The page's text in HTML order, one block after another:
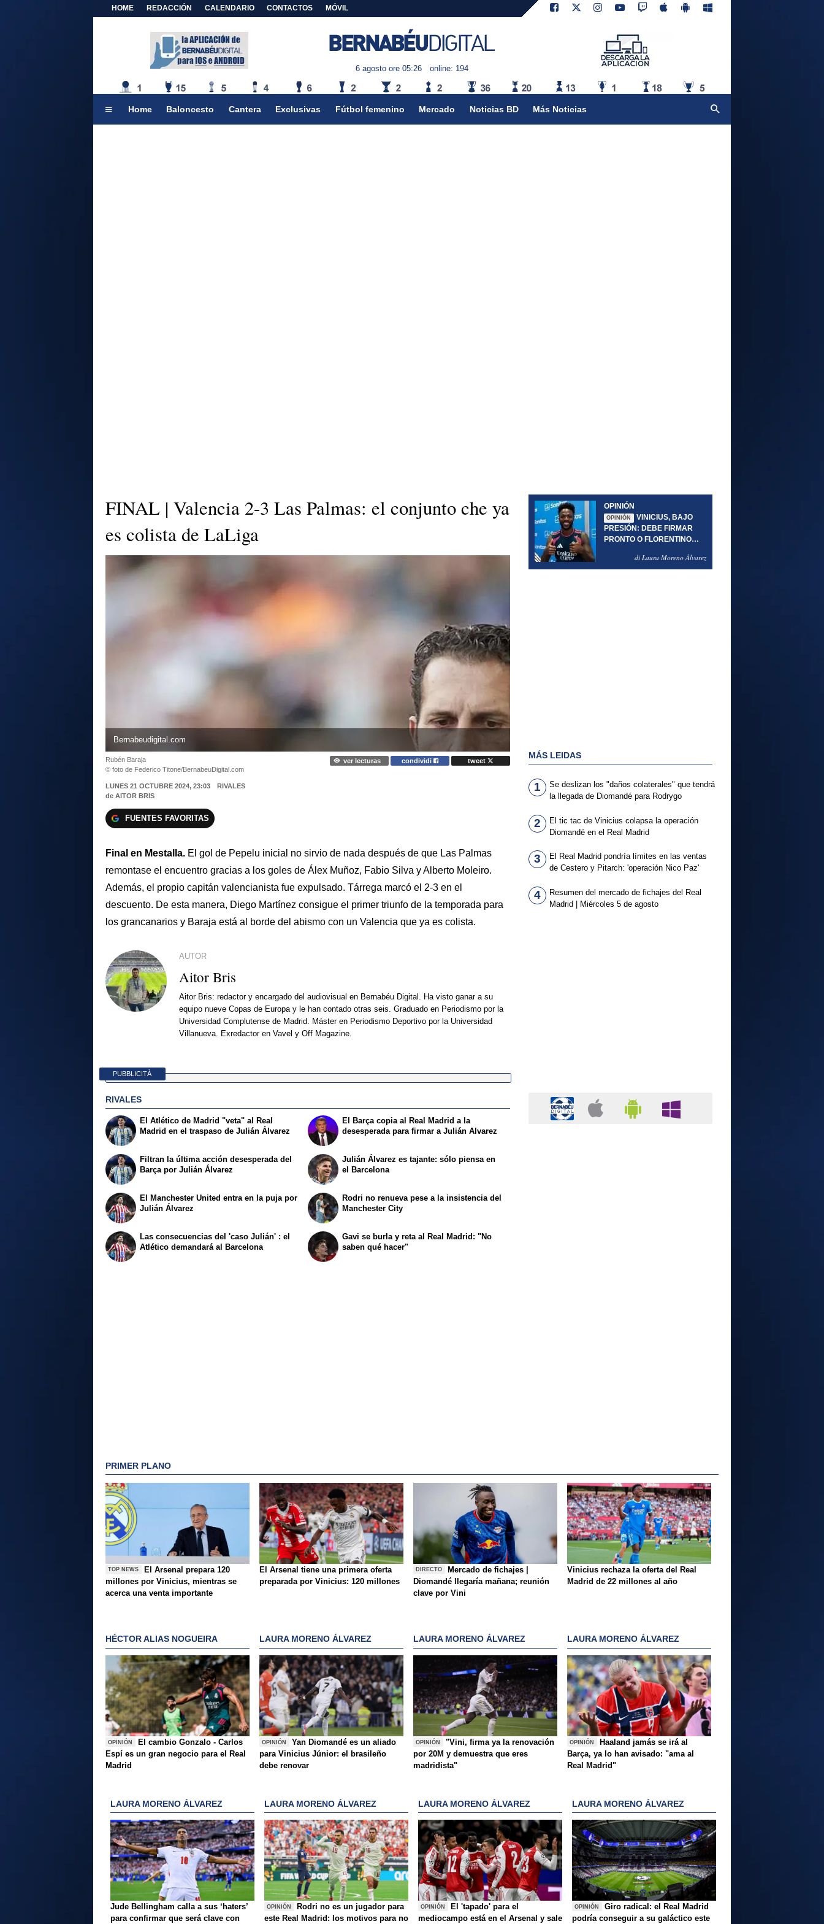
HOME REDACCIÓN CALENDARIO CONTACTOS MÓVIL
6 agosto ore 05:26 online: 194
Home Baloncesto Cantera Exclusivas Fútbol femenino Mercado Noticias BD Más Noticias
FINAL | Valencia 2-3 Las Palmas: el conjunto che ya
es colista de LaLiga
Bernabeudigital.com
Rubén Baraja
© foto de Federico Titone/BernabeuDigital.com
ver lecturas condividi tweet
LUNES 21 OCTUBRE 2024, 23:03
RIVALES
de AITOR BRIS
FUENTES FAVORITAS
Final en Mestalla. El gol de Pepelu inicial no sirvio de nada después de que Las Palmas
remontase el encuentro gracias a los goles de Álex Muñoz, Fabio Silva y Alberto Moleiro.
Además, el propio capitán valencianista fue expulsado. Tárrega marcó el 2-3 en el
descuento. De esta manera, Diego Martínez consigue el primer triunfo de la temporada para
los grancanarios y Baraja está al borde del abismo con un Valencia que ya es colista.
AUTOR
Aitor Bris
Aitor Bris: redactor y encargado del audiovisual en Bernabéu Digital. Ha visto ganar a su
equipo nueve Copas de Europa y le han contado otras seis. Graduado en Periodismo por la
Universidad Complutense de Madrid. Máster en Periodismo Deportivo por la Universidad
Villanueva. Exredactor en Vavel y Off Magazine.
PUBBLICITÀ
RIVALES
El Atlético de Madrid "veta" al Real
Madrid en el traspaso de Julián Álvarez
Filtran la última acción desesperada del
Barça por Julián Álvarez
El Barça copia al Real Madrid a la
desesperada para firmar a Julián Alvarez
Julián Álvarez es tajante: sólo piensa en
el Barcelona
El Manchester United entra en la puja por
Julián Álvarez
Las consecuencias del 'caso Julián' : el
Atlético demandará al Barcelona
Rodri no renueva pese a la insistencia del
Manchester City
Gavi se burla y reta al Real Madrid: "No
saben qué hacer"
OPINIÓN
OPINIÓN
VINICIUS, BAJO
PRESIÓN: DEBE FIRMAR
PRONTO O FLORENTINO
di Laura Moreno Álvarez
MÁS LEIDAS
1
Se deslizan los "daños colaterales" que tendrá
la llegada de Diomandé para Rodrygo
2
El tic tac de Vinicius colapsa la operación
Diomandé en el Real Madrid
3
El Real Madrid pondría límites en las ventas
de Cestero y Pitarch: 'operación Nico Paz'
4
Resumen del mercado de fichajes del Real
Madrid | Miércoles 5 de agosto
PRIMER PLANO
TOP NEWS
El Arsenal prepara 120
millones por Vinicius, mientras se
acerca una venta importante
El Arsenal tiene una primera oferta
preparada por Vinicius: 120 millones
DIRECTO
Mercado de fichajes |
Diomandé llegaría mañana; reunión
clave por Vini
Vinicius rechaza la oferta del Real
Madrid de 22 millones al año
HÉCTOR ALIAS NOGUEIRA
OPINIÓN
El cambio Gonzalo - Carlos
Espí es un gran negocio para el Real
Madrid
LAURA MORENO ÁLVAREZ
OPINIÓN
Yan Diomandé es un aliado
para Vinicius Júnior: el brasileño
debe renovar
LAURA MORENO ÁLVAREZ
OPINIÓN
"Vini, firma ya la renovación
por 20M y demuestra que eres
madridista"
LAURA MORENO ÁLVAREZ
OPINIÓN
Haaland jamás se irá al
Barça, ya lo han avisado: "ama al
Real Madrid"
LAURA MORENO ÁLVAREZ
Jude Bellingham calla a sus ‘haters’
para confirmar que será clave con
LAURA MORENO ÁLVAREZ
OPINIÓN
Rodri no es un jugador para
este Real Madrid: los motivos para no
LAURA MORENO ÁLVAREZ
OPINIÓN
El 'tapado' para el
mediocampo está en el Arsenal y sale
LAURA MORENO ÁLVAREZ
OPINIÓN
Giro radical: el Real Madrid
podría conseguir a su galáctico este